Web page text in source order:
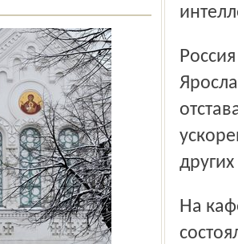
Россия отмечает День психического здоровья с 1992 года,
На кафедре психиатрии медицинской академии